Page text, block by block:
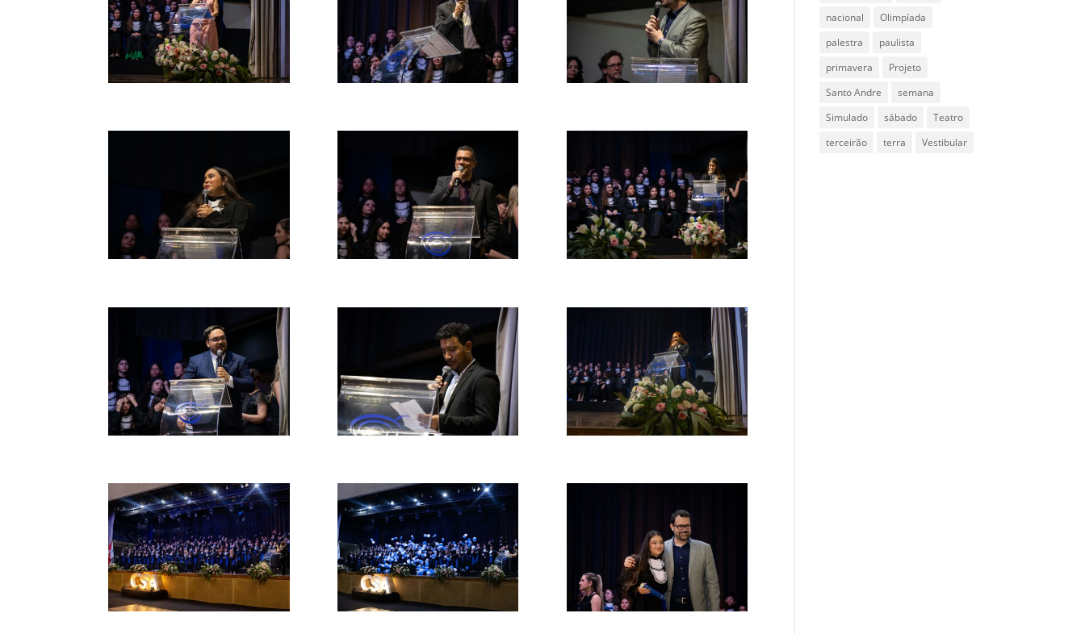
nacional
Olimpíada
palestra
paulista
primavera
Projeto
Santo Andre
semana
Simulado
sábado
Teatro
terceirão
terra Vestibular